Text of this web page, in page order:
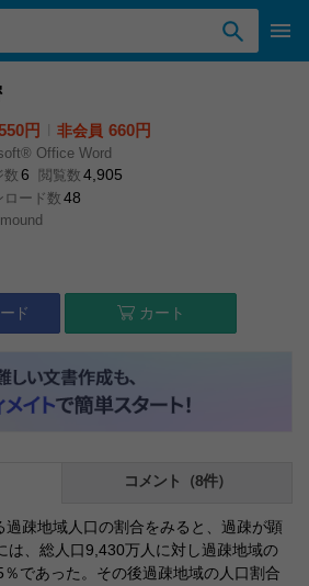
円 非会員 660円
Office Word
数 6 閲覧数 4,905
ロード数48
ド カート
コメント（8件）
疎地域人口の割合をみると、過疎が顕
は、総人口9,430万人に対し過疎地域の
であった。その後過疎地域の人口割合